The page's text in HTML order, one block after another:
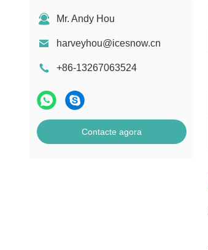
Mr. Andy Hou
harveyhou@icesnow.cn
+86-13267063524
Contacte agora